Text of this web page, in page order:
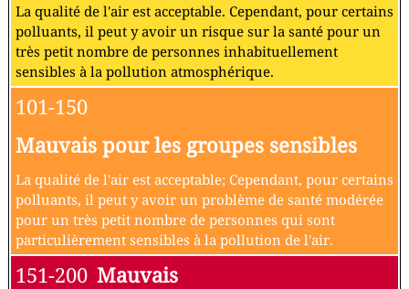
La qualité de l'air est acceptable. Cependant, pour certains
polluants, il peut y avoir un risque sur la santé pour un
très petit nombre de personnes inhabituellement
sensibles à la pollution atmosphérique.
101-150
Mauvais pour les groupes sensibles
La qualité de l'air est acceptable; Cependant, pour certains
polluants, il peut y avoir un problème de santé modérée
pour un très petit nombre de personnes qui sont
particulièrement sensibles à la pollution de l'air.
151-200 Mauvais